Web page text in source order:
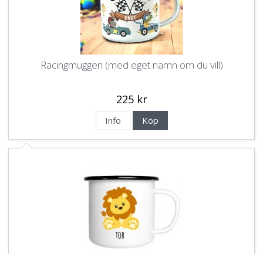
Racingmuggen (med eget namn om du vill)
225 kr
Info Köp